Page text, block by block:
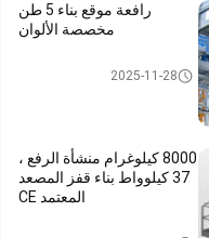
رافعة موقع بناء 5 طن
مخصصة الألوان
2025-11-28
8000 كيلوغرام منشأة الرفع ،
37 كيلوواط بناء قفز المصعد
المعتمد CE